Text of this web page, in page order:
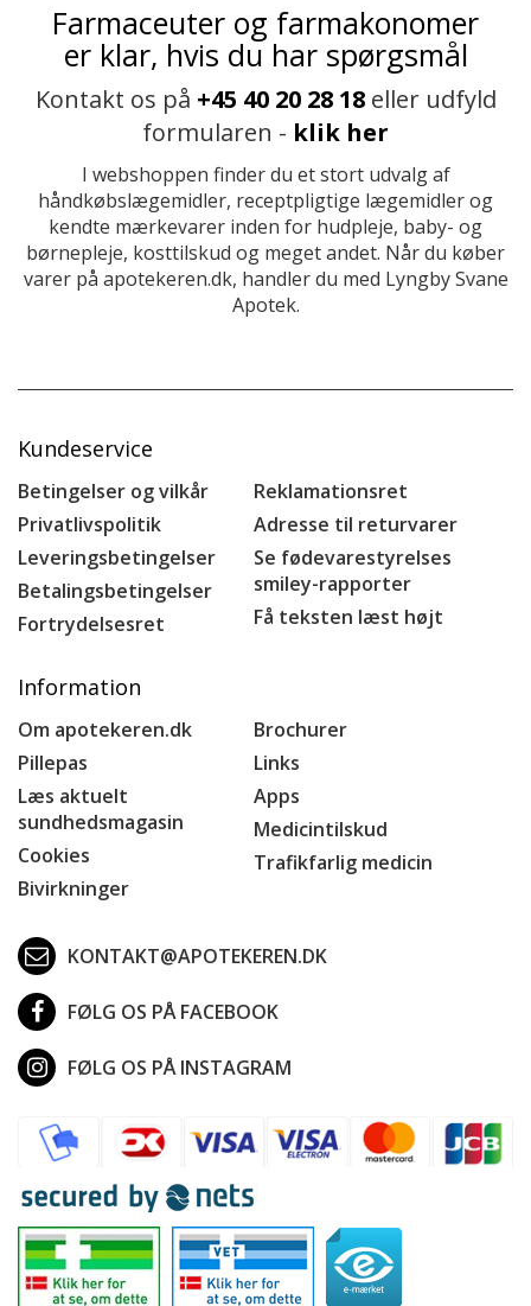
Farmaceuter og farmakonomer
er klar, hvis du har spørgsmål
Kontakt os på +45 40 20 28 18eller udfyld
formularen - klik her
I webshoppen finder du et stort udvalg af
håndkøbslægemidler, receptpligtige lægemidler og
kendte mærkevarer inden for hudpleje, baby- og
børnepleje, kosttilskud og meget andet. Når du køber
varer på apotekeren.dk, handler du med Lyngby Svane
Apotek.
Kundeservice
Betingelser og vilkår
Privatlivspolitik
Leveringsbetingelser
Betalingsbetingelser
Fortrydelsesret
Reklamationsret
Adresse til returvarer
Se fødevarestyrelses
smiley-rapporter
Få teksten læst højt
Information
Om apotekeren.dk
Pillepas
Læs aktuelt
sundhedsmagasin
Cookies
Bivirkninger
Brochurer
Links
Apps
Medicintilskud
Trafikfarlig medicin
KONTAKT@APOTEKEREN.DK
FØLG OS PÅ FACEBOOK
FØLG OS PÅ INSTAGRAM